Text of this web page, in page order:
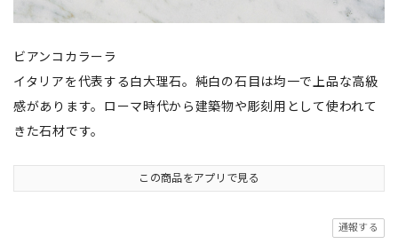
ビアンコカラーラ
イタリアを代表する白大理石。純白の石目は均一で上品な高級
感があります。ローマ時代から建築物や彫刻用として使われて
きた石材です。
この商品をアプリで見る
通報する